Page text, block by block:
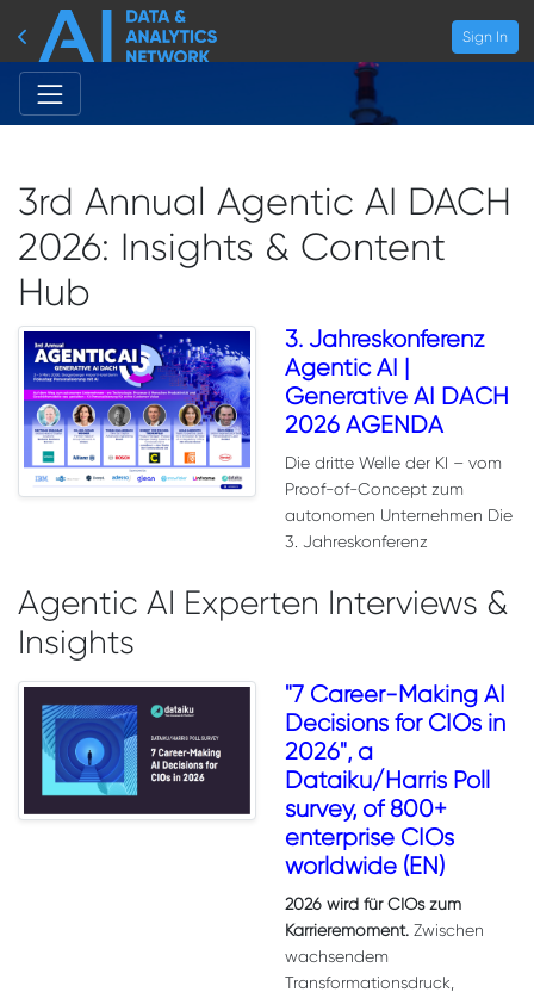
Sign In
3rd Annual Agentic AI DACH
2026: Insights & Content
Hub
3. Jahreskonferenz
Agentic AI |
Generative AI DACH
2026 AGENDA
Die dritte Welle der KI – vom
Proof-of-Concept zum
autonomen Unternehmen Die
3. Jahreskonferenz
Agentic AI Experten Interviews &
Insights
"7 Career-Making AI
Decisions for CIOs in
2026", a
Dataiku/Harris Poll
survey, of 800+
enterprise CIOs
worldwide (EN)
2026 wird für CIOs zum
Karrieremoment. Zwischen
wachsendem
Transformationsdruck,